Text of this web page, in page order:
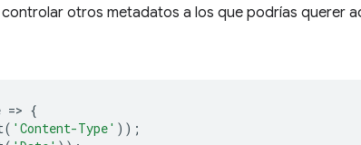
otros metadatos a los que podrías querer
=> {
( 'Content-Type' ));